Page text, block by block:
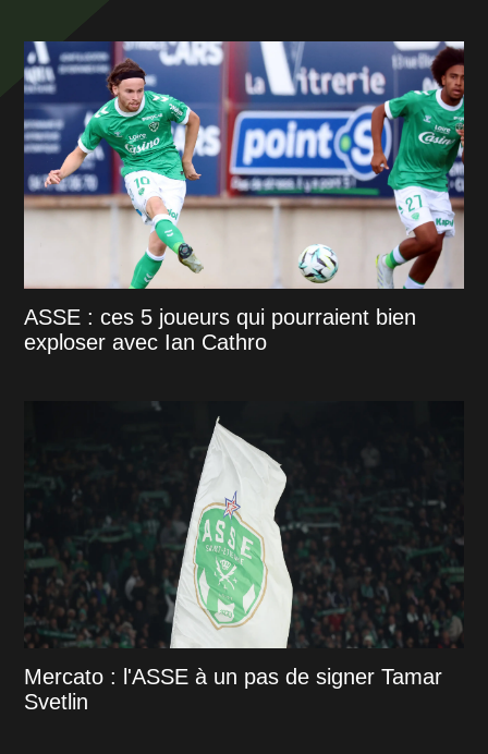
ASSE : ces 5 joueurs qui pourraient bien
exploser avec Ian Cathro
Mercato : l'ASSE à un pas de signer Tamar
Svetlin